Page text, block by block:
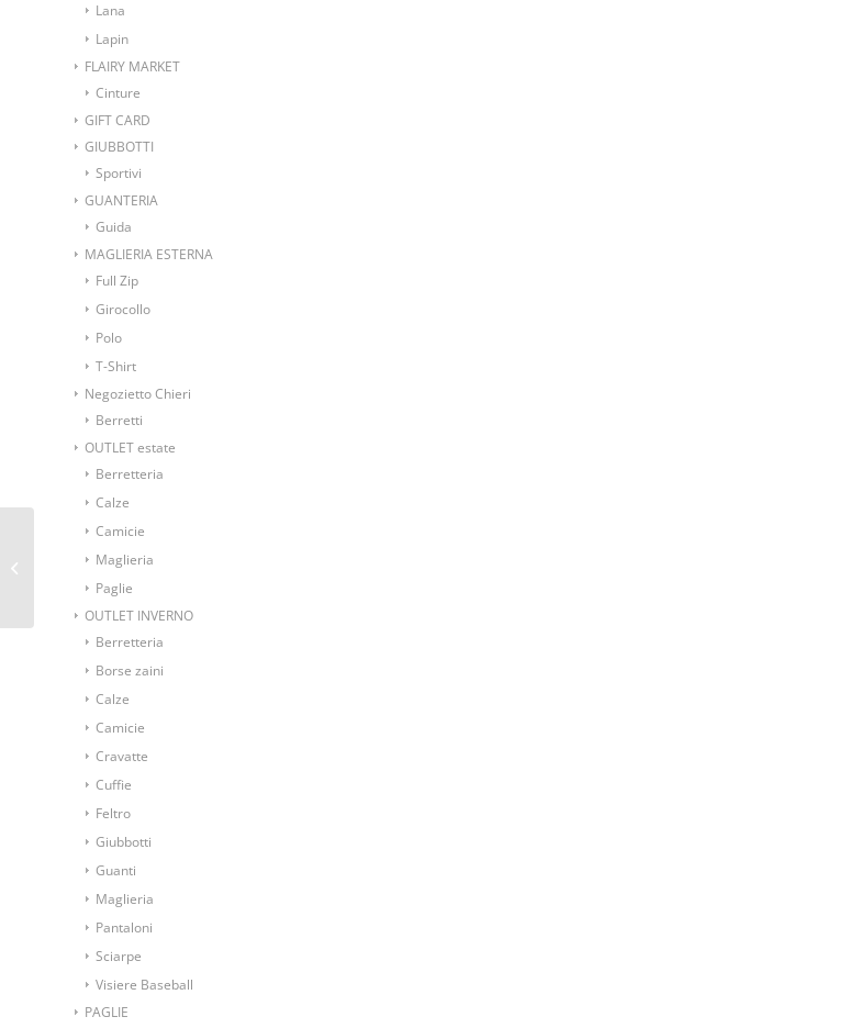
Lana
Lapin
FLAIRY MARKET
Cinture
GIFT CARD
GIUBBOTTI
Sportivi
GUANTERIA
Guida
MAGLIERIA ESTERNA
Full Zip
Girocollo
Polo
T-Shirt
Negozietto Chieri
Berretti
OUTLET estate
Berretteria
Calze
Camicie
Maglieria
Paglie
OUTLET INVERNO
Berretteria
Borse zaini
Calze
Camicie
Cravatte
Cuffie
Feltro
Giubbotti
Guanti
Maglieria
Pantaloni
Sciarpe
Visiere Baseball
PAGLIE
Cravatta tricot